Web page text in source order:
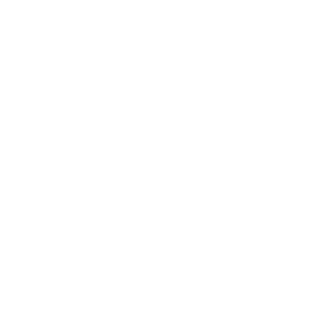
です。
ず変更すること